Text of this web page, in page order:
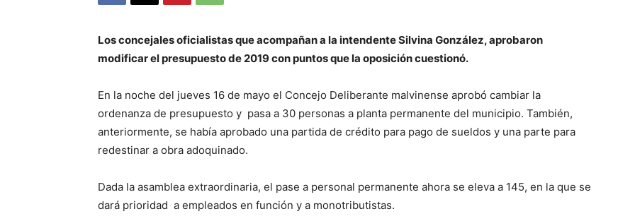
Los concejales oficialistas que acompañan a la intendente Silvina González, aprobaron
modificar el presupuesto de 2019 con puntos que la oposición cuestionó.
En la noche del jueves 16 de mayo el Concejo Deliberante malvinense aprobó cambiar la
ordenanza de presupuesto y pasa a 30 personas a planta permanente del municipio. También,
anteriormente, se había aprobado una partida de crédito para pago de sueldos y una parte para
redestinar a obra adoquinado.
Dada la asamblea extraordinaria, el pase a personal permanente ahora se eleva a 145, en la que se
dará prioridad a empleados en función y a monotributistas.